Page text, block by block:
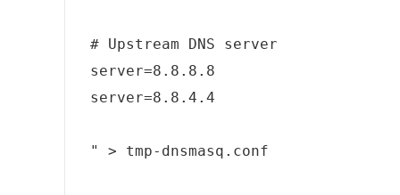
# Upstream DNS server
server=8.8.8.8
server=8.8.4.4
" > tmp-dnsmasq.conf